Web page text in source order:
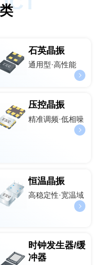
石英晶振
通用型·高性能
压控晶振
精准调频·低相噪
恒温晶振
高稳定性·宽温域
时钟发生器/缓
冲器